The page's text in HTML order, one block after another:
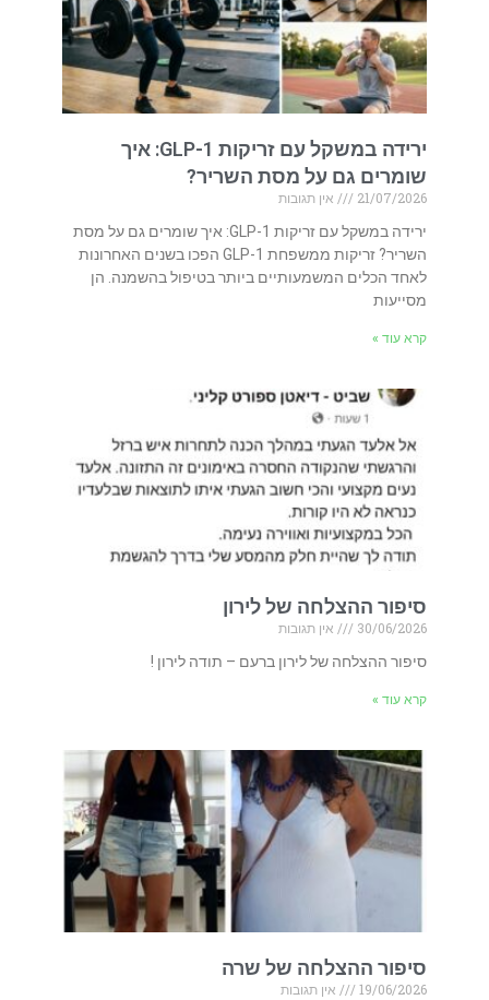
ירידה במשקל עם זריקות GLP-1: איך
שומרים גם על מסת השריר?
21/07/2026
אין תגובות
ירידה במשקל עם זריקות GLP-1: איך שומרים גם על מסת
השריר? זריקות ממשפחת GLP-1 הפכו בשנים האחרונות
לאחד הכלים המשמעותיים ביותר בטיפול בהשמנה. הן
מסייעות
קרא עוד »
סיפור ההצלחה של לירון
30/06/2026
אין תגובות
סיפור ההצלחה של לירון ברעם – תודה לירון !
קרא עוד »
סיפור ההצלחה של שרה
19/06/2026
אין תגובות